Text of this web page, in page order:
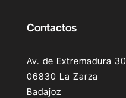
Contactos
Av. de Extremadura 30
06830 La Zarza
Badajoz